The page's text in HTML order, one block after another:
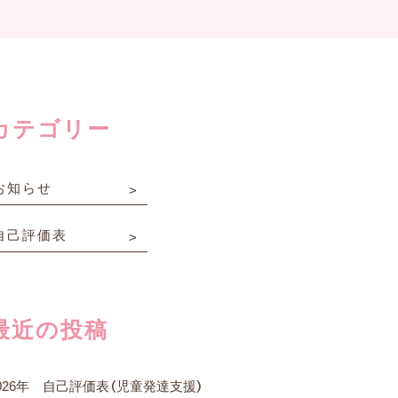
テゴリー
知らせ
己評価表
近の投稿
年 自己評価表（児童発達支援）